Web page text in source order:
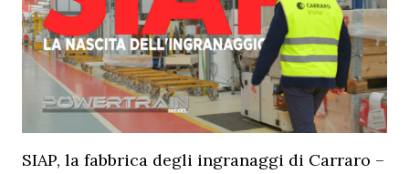
SIAP, la fabbrica degli ingranaggi di Carraro –